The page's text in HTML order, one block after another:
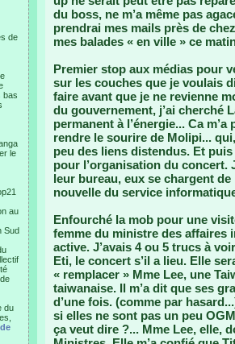
de
bas
le
au
Sud
du
du boss, ne m’a même pas
prendrai mes mails près de
mes balades « en ville » ce
Premier stop aux médias pour
sur les couches que je voulais
faire avant que je ne revienne
du gouvernement, j’ai cherché
permanent à l’énergie... Ca
rendre le sourire de Molipi...
peu des liens distendus. Et
pour l’organisation du concert.
leur bureau, eux se chargent
nouvelle du service
Enfourché la mob pour une
femme du ministre des affaires
active. J’avais 4 ou 5 trucs à
Eti, le concert s’il a lieu. Elle
« remplacer » Mme Lee, une
taiwanaise. Il m’a dit que ses
d’une fois. (comme par
si elles ne sont pas un peu
ça veut dire ?... Mme Lee, elle,